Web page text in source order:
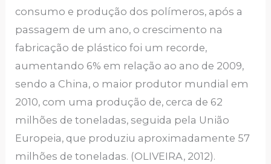
consumo e produção dos polímeros, após a
passagem de um ano, o crescimento na
fabricação de plástico foi um recorde,
aumentando 6% em relação ao ano de 2009,
sendo a China, o maior produtor mundial em
2010, com uma produção de, cerca de 62
milhões de toneladas, seguida pela União
Europeia, que produziu aproximadamente 57
milhões de toneladas. (OLIVEIRA, 2012).